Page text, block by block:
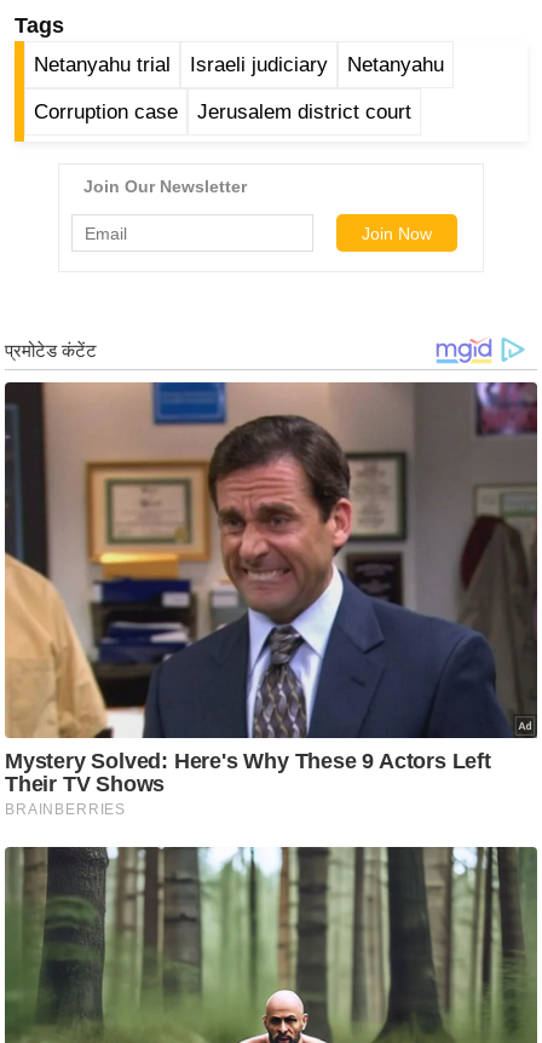
ली
वु
e
a
e
w
s
फ
स्टा
इ
टे
क्नॉ
लॉ
जी
ब्यू
टी
Tags
Netanyahu trial Israeli judiciary Netanyahu
Corruption case Jerusalem district court